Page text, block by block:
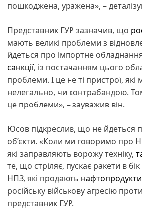
пошкоджена, уражена», –
Представник ГУР зазначив, що
мають великі проблеми з
йдеться про імпортне
санкції, із постачанням цього
проблеми. І це не ті пристрої, які
нелегально, чи контрабандою.
це проблеми», – зауважив він.
Юсов підкреслив, що не йдеться
об’єкти. «Коли ми говоримо про
які заправляють ворожу техніку,
те, що стріляє, пускає ракети в бік
НПЗ, які продають нафтопродукти
російську військову агресію
представник ГУР.